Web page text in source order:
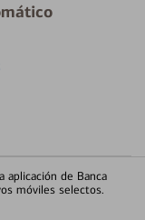
aplicación de Banca
móviles selectos.